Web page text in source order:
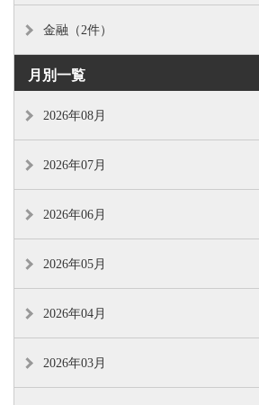
金融（2件）
月別一覧
2026年08月
2026年07月
2026年06月
2026年05月
2026年04月
2026年03月